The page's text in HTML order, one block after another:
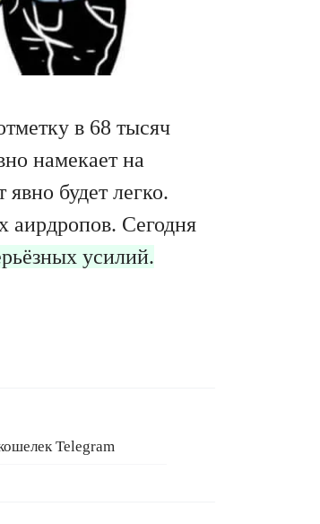
в 68 тысяч
намекает на
явно будет легко.
аирдропов. Сегодня
усилий.
Telegram